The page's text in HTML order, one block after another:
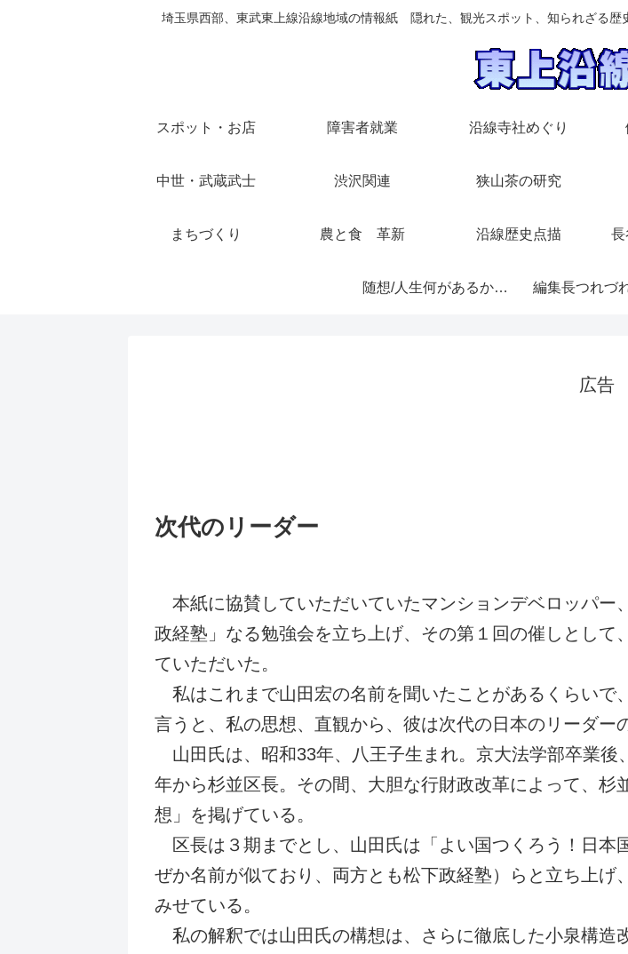
埼玉県西部、東武東上線沿線地域の情報紙 隠れた、観光スポット、知られざる歴
スポット・お店 障害者就業 沿線寺社めぐり
中世・武蔵武士 渋沢関連 狭山茶の研究
まちづくり 農と食 革新 沿線歴史点描 長
随想/人生何があるかわからない 編集長つれづ
広告
次代のリーダー
本紙に協賛していただいていたマンションデベロッパー
政経塾」なる勉強会を立ち上げ、その第１回の催しとし
ていただいた。
私はこれまで山田宏の名前を聞いたことがあるくらいで
言うと、私の思想、直観から、彼は次代の日本のリーダー
山田氏は、昭和33年、八王子生まれ。京大法学部卒業後
年から杉並区長。その間、大胆な行財政改革によって、
想」を掲げている。
区長は３期までとし、山田氏は「よい国つくろう！日本
ぜか名前が似ており、両方とも松下政経塾）
らと立ち上げ
みせている。
私の解釈では山田氏の構想は、さらに徹底した小泉構造